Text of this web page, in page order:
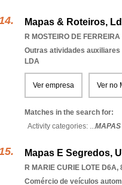
Mapas & Roteiros,
R MOSTEIRO DE
Outras atividades
LDA
Ver empresa Ver no
Matches in the search for:
Activity categories: ...MAPAS
Mapas E Segredos,
R MARIE CURIE LOTE D6A,
Comércio de veículos